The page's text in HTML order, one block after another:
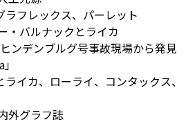
フレックス、パーレット
・バルナックとライカ
ンデンブルグ号事故現場から発見
イカ、ローライ、コンタックス、
外グラフ誌